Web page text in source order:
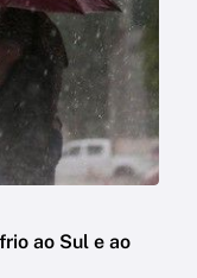
ao Sul e ao